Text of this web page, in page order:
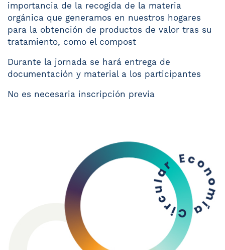
importancia de la recogida de la materia
orgánica que generamos en nuestros hogares
para la obtención de productos de valor tras su
tratamiento, como el compost
Durante la jornada se hará entrega de
documentación y material a los participantes
No es necesaria inscripción previa